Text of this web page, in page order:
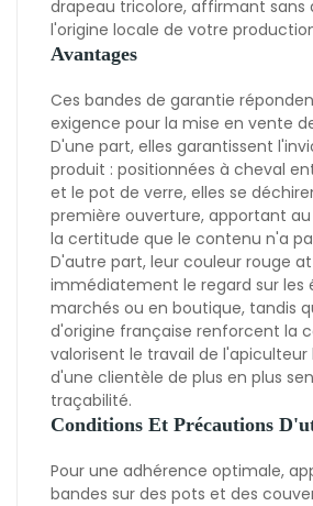
drapeau tricolore, affirmant sans
l'origine locale de votre
Avantages
Ces bandes de garantie
exigence pour la mise en vente
D'une part, elles garantissent
produit : positionnées à cheval
et le pot de verre, elles se
première ouverture, apportant
la certitude que le contenu n'a
D'autre part, leur couleur rouge
immédiatement le regard sur les
marchés ou en boutique, tandis
d'origine française renforcent la
valorisent le travail de l'apiculteur
d'une clientèle de plus en plus
traçabilité.
Conditions Et Précautions
Pour une adhérence optimale,
bandes sur des pots et des